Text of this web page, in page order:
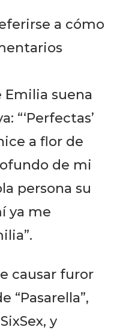
SUBSCRIBE
a cómo
Emilia suena
“‘Perfectas’
a flor de
de mi
persona su
ya me
causar furor
“Pasarella”,
y